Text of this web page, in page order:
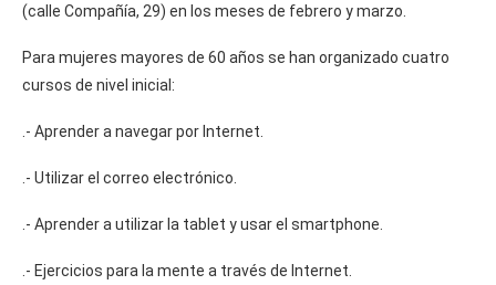
(calle Compañía, 29) en los meses de febrero y marzo.
Para mujeres mayores de 60 años se han organizado cuatro
cursos de nivel inicial:
.- Aprender a navegar por Internet.
.- Utilizar el correo electrónico.
.- Aprender a utilizar la tablet y usar el smartphone.
.- Ejercicios para la mente a través de Internet.